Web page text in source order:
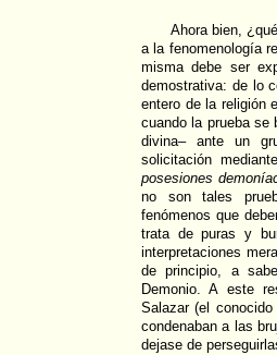
Ahora bien,
a la fenomenología
misma debe ser
demostrativa: de lo
entero de la religión
cuando la prueba se
divina– ante un
solicitación
posesiones
no son tales
fenómenos que
trata de puras y
interpretaciones
de principio, a
Demonio. A este
Salazar (el
condenaban a las
dejase de